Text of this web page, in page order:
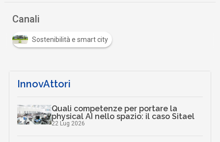
Canali
Sostenibilità e smart city
InnovAttori
Quali competenze per portare la
physical AI nello spazio: il caso Sitael
22 Lug 2026